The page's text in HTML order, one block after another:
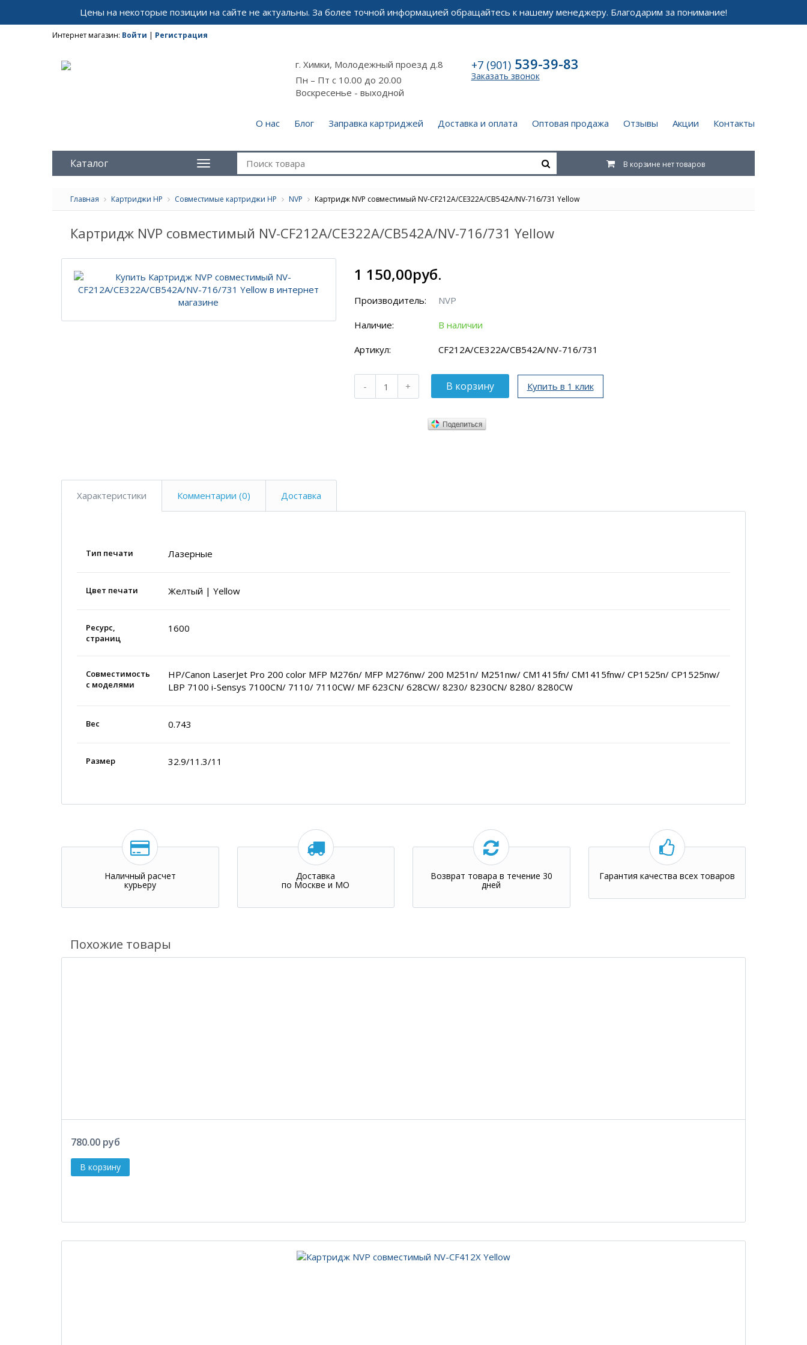
Цены на некоторые позиции на сайте не актуальны. За более точной информацией обращайтесь к нашему менеджеру. Благодарим за понимание!
Интернет магазин: Войти | Регистрация
г. Химки, Молодежный проезд д.8
Пн – Пт с 10.00 до 20.00
Воскресенье - выходной
+7 (901)539-39-83
Заказать звонок
О нас Блог Заправка картриджей Доставка и оплата Оптовая продажа Отзывы Акции Контакты
Каталог В корзине нет товаров
Главная Картриджи HP Совместимые картриджи HP NVP Картридж NVP совместимый NV-CF212A/CE322A/CB542A/NV-716/731 Yellow
Картридж NVP совместимый NV-CF212A/CE322A/CB542A/NV-716/731 Yellow
1 150,00руб.
Производитель: NVP
Наличие: В наличии
Артикул: CF212A/CE322A/CB542A/NV-716/731
Купить в 1 клик
Характеристики Комментарии (0) Доставка
Тип печати Лазерные
Цвет печати Желтый | Yellow
Ресурс,
страниц
1600
Совместимость
с моделями
HP/Canon LaserJet Pro 200 color MFP M276n/ MFP M276nw/ 200 M251n/ M251nw/ CM1415fn/ CM1415fnw/ CP1525n/ CP1525nw/
LBP 7100 i-Sensys 7100CN/ 7110/ 7110CW/ MF 623CN/ 628CW/ 8230/ 8230CN/ 8280/ 8280CW
Вес 0.743
Размер 32.9/11.3/11
Наличный расчет
курьеру
Доставка
по Москве и МО
Возврат товара в течение 30
дней
Гарантия качества всех товаров
Похожие товары
780.00 руб